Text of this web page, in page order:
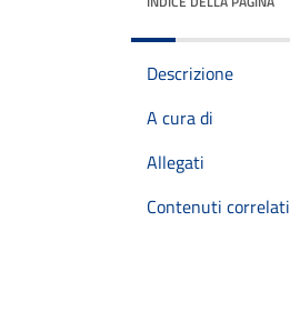
Descrizione
A cura di
Allegati
Contenuti correlati